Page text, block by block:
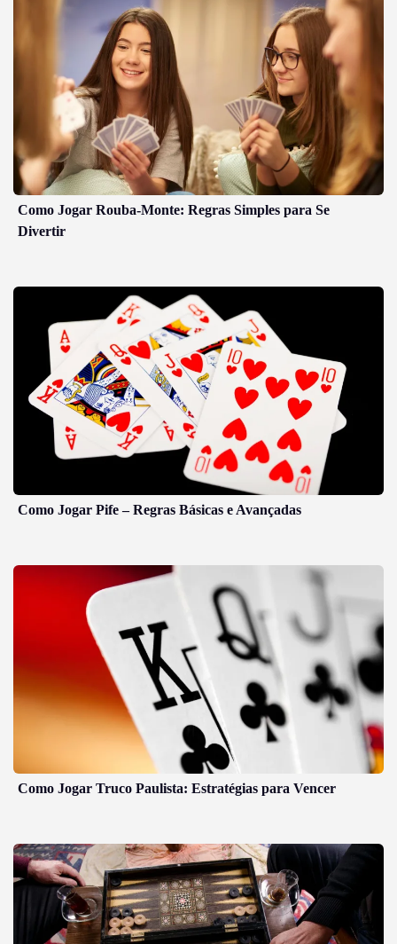
Como Jogar Rouba-Monte: Regras Simples para Se
Divertir
Como Jogar Pife – Regras Básicas e Avançadas
Como Jogar Truco Paulista: Estratégias para Vencer